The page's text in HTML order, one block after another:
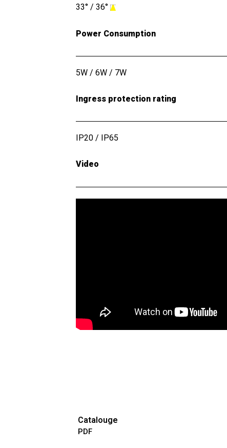
33° / 36°
Power Consumption
5W / 6W / 7W
Ingress protection rating
IP20 / IP65
Video
Catalouge
PDF